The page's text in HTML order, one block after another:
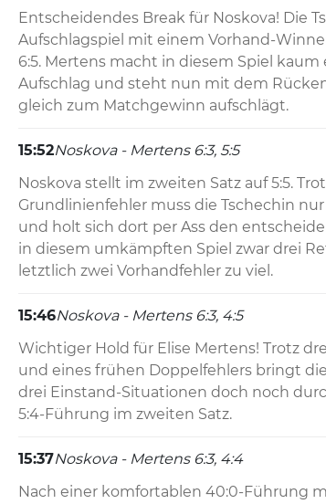
Entscheidendes Break für Noskova! Die
Aufschlagspiel mit einem Vorhand-
6:5. Mertens macht in diesem Spiel
Aufschlag und steht nun mit dem
gleich zum Matchgewinn aufschlägt.
15:52Noskova - Mertens 6:3, 5:5
Noskova stellt im zweiten Satz auf 5:5.
Grundlinienfehler muss die Tschechin
und holt sich dort per Ass den
in diesem umkämpften Spiel zwar drei
letztlich zwei Vorhandfehler zu viel.
15:46Noskova - Mertens 6:3, 4:5
Wichtiger Hold für Elise Mertens! Trotz
und eines frühen Doppelfehlers bringt
drei Einstand-Situationen doch noch
5:4-Führung im zweiten Satz.
15:37Noskova - Mertens 6:3, 4:4
Nach einer komfortablen 40:0-Führung